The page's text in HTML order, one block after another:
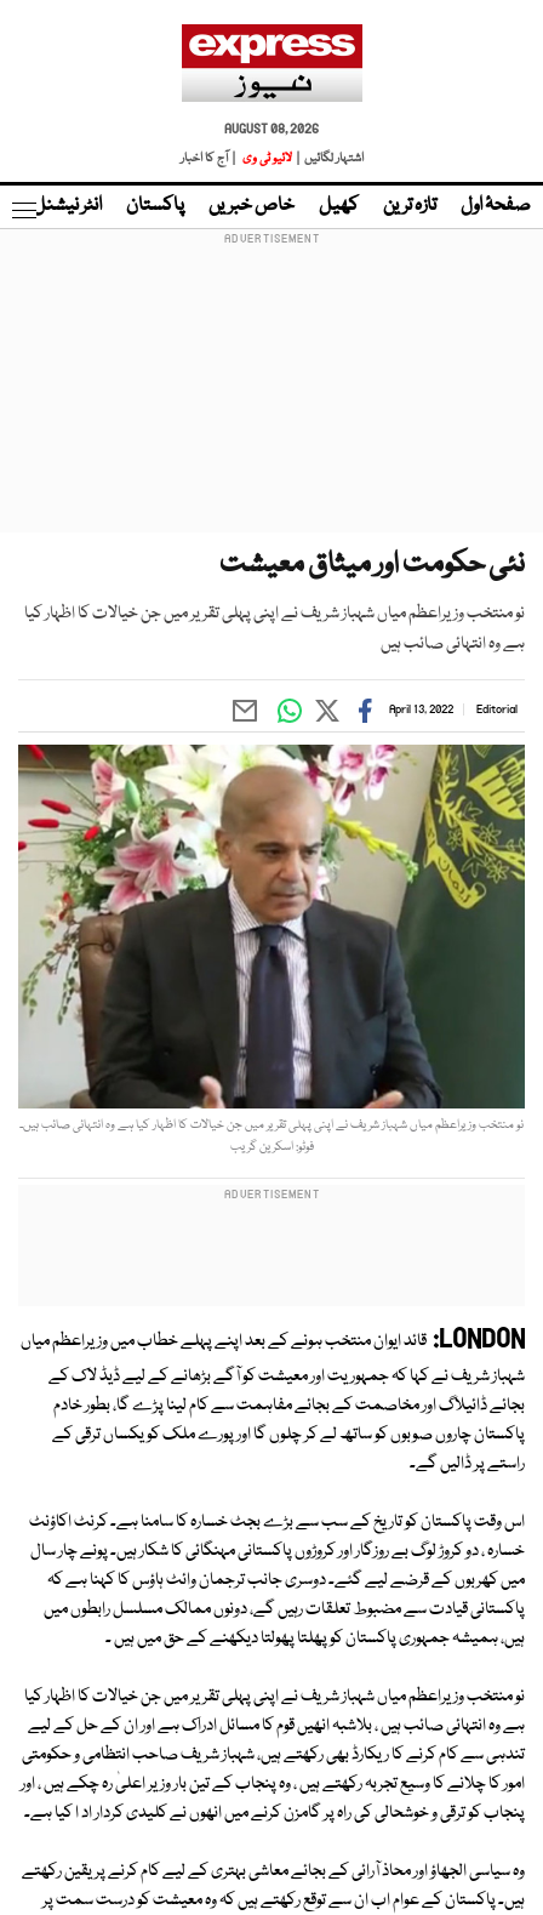
AUGUST 08, 2026
اشتہار لگائیں |
لائیو ٹی وی | آج کا اخبار
صفحۂ اول تازہ ترین کھیل خاص خبریں پاکستان انٹر نیشنل
نئی حکومت اور میثاق معیشت
نو منتخب وزیراعظم میاں شہباز شریف نے اپنی پہلی تقریر میں جن خیالات کا اظہار کیا
ہے وہ انتہائی صائب ہیں
Editorial
April 13, 2022
نو منتخب وزیراعظم میاں شہباز شریف نے اپنی پہلی تقریر میں جن خیالات کا اظہار کیا ہے وہ انتہائی صائب ہیں۔
فوٹو: اسکرین گریب
LONDON: قائد ایوان منتخب ہونے کے بعد اپنے پہلے خطاب میں وزیراعظم میاں
شہباز شریف نے کہا کہ جمہوریت اور معیشت کو آگے بڑھانے کے لیے ڈیڈ لاک کے
بجائے ڈائیلاگ اور مخاصمت کے بجائے مفاہمت سے کام لینا پڑے گا، بطور خادم
پاکستان چاروں صوبوں کو ساتھ لے کر چلوں گا اور پورے ملک کو یکساں ترقی کے
راستے پر ڈالیں گے۔
اس وقت پاکستان کو تاریخ کے سب سے بڑے بجٹ خسارہ کا سامنا ہے۔ کرنٹ اکاؤنٹ
خسارہ ، دو کروڑ لوگ بے روزگار اور کروڑوں پاکستانی مہنگائی کا شکار ہیں۔ پونے چار سال
میں کھربوں کے قرضے لیے گئے۔ دوسری جانب ترجمان وائٹ ہاؤس کا کہنا ہے کہ
پاکستانی قیادت سے مضبوط تعلقات رہیں گے، دونوں ممالک مسلسل رابطوں میں
ہیں، ہمیشہ جمہوری پاکستان کو پھلتا پھولتا دیکھنے کے حق میں ہیں ۔
نو منتخب وزیراعظم میاں شہباز شریف نے اپنی پہلی تقریر میں جن خیالات کا اظہار کیا
ہے وہ انتہائی صائب ہیں ، بلاشبہ انھیں قوم کا مسائل ادراک ہے اور ان کے حل کے لیے
تندہی سے کام کرنے کا ریکارڈ بھی رکھتے ہیں، شہباز شریف صاحب انتظامی و حکومتی
امور کا چلانے کا وسیع تجربہ رکھتے ہیں ، وہ پنجاب کے تین بار وزیر اعلیٰ رہ چکے ہیں ، اور
پنجاب کو ترقی و خوشحالی کی راہ پر گامزن کرنے میں انھوں نے کلیدی کردار اد ا کیا ہے۔
وہ سیاسی الجھاؤ اور محاذ آرائی کے بجائے معاشی بہتری کے لیے کام کرنے پر یقین رکھتے
ہیں۔ پاکستان کے عوام اب ان سے توقع رکھتے ہیں کہ وہ معیشت کو درست سمت پر